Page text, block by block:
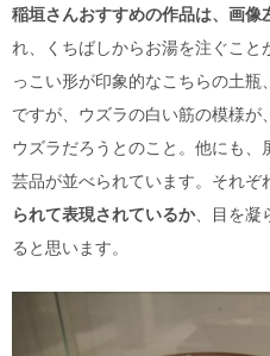
稲垣さんおすすめの作品は、画像
れ、くちばしからお湯を注ぐこ
っこい形が印象的なこちらの土
ですが、ウズラの白い筋の模様
ウズラだろうとのこと。 他にも、
芸品が並べられています。 それぞ
られて表現されているか、目を凝
ると思います。